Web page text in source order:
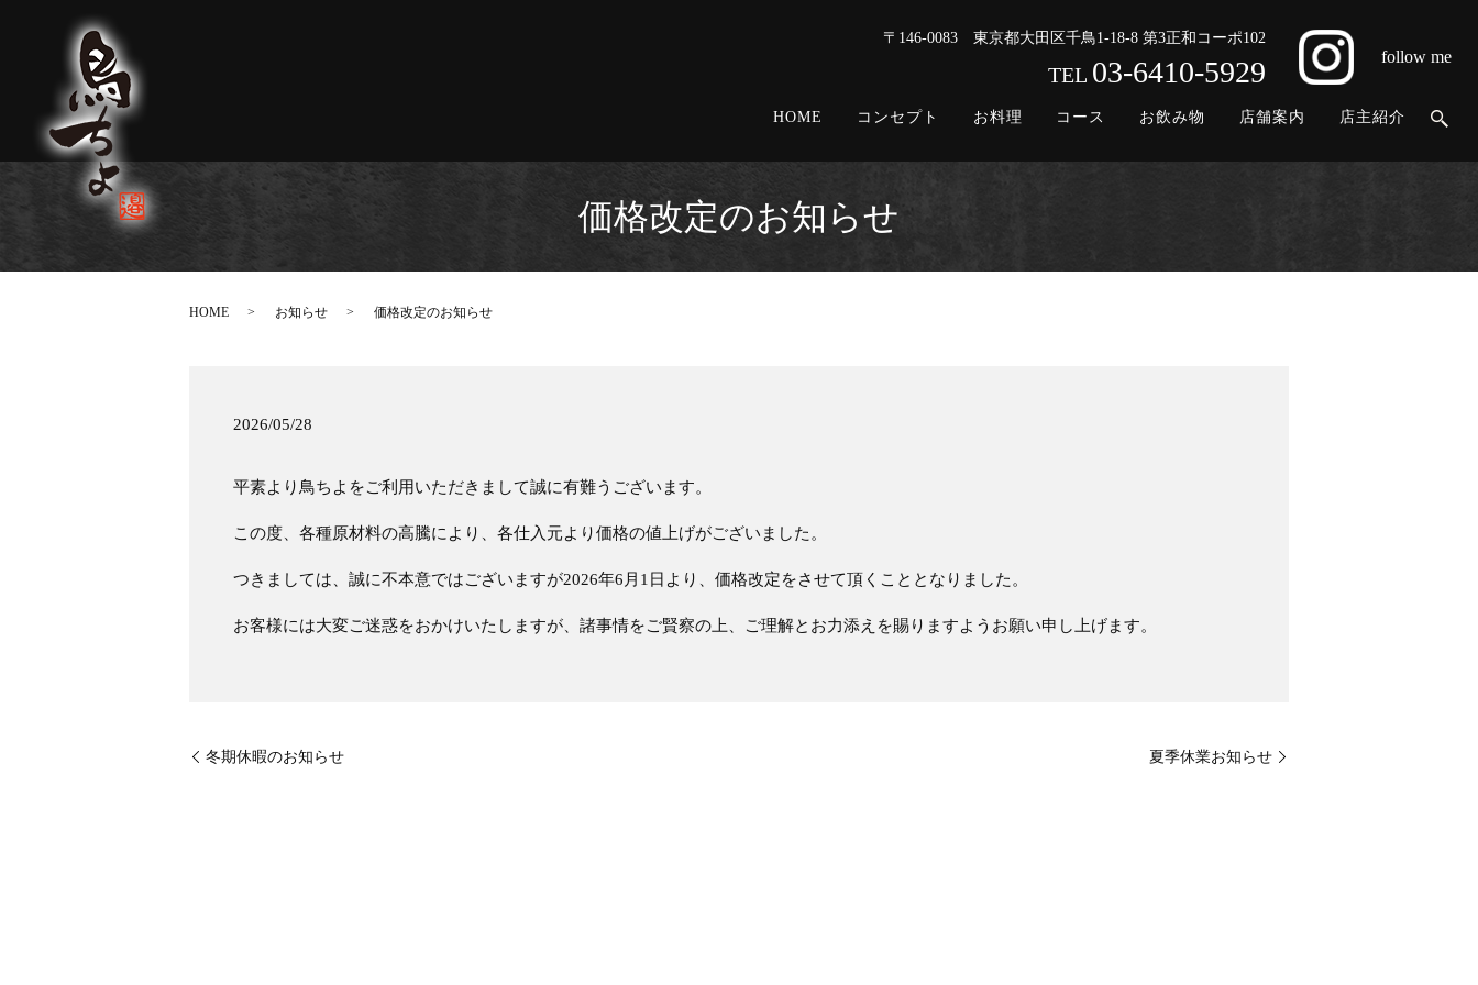
HOME コンセプト お料理 コース お飲み物 店舗案内 店主紹介
〒146-0083 東京都大田区千鳥1-18-8 第3正和コーポ102
TEL 03-6410-5929 follow me
価格改定のお知らせ
HOME お知らせ 価格改定のお知らせ
2026/05/28
平素より鳥ちよをご利用いただきまして誠に有難うございます。
この度、各種原材料の高騰により、各仕入元より価格の値上げがございました。
つきましては、誠に不本意ではございますが2026年6月1日より、価格改定をさせて頂くこととなりました。
お客様には大変ご迷惑をおかけいたしますが、諸事情をご賢察の上、ご理解とお力添えを賜りますようお願い申し上げます。
冬期休暇のお知らせ 夏季休業お知らせ